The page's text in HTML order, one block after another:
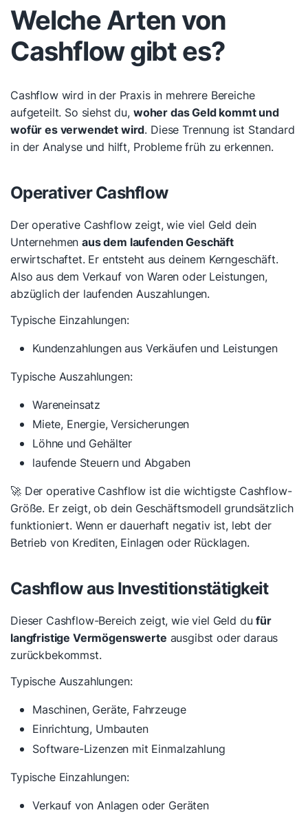
Welche Arten von
Cashflow gibt es?
Cashflow wird in der Praxis in mehrere Bereiche
aufgeteilt. So siehst du, woher das Geld kommt und
wofür es verwendet wird. Diese Trennung ist Standard
in der Analyse und hilft, Probleme früh zu erkennen.
Operativer Cashflow
Der operative Cashflow zeigt, wie viel Geld dein
Unternehmenaus dem laufenden Geschäft
erwirtschaftet. Er entsteht aus deinem Kerngeschäft.
Also aus dem Verkauf von Waren oder Leistungen,
abzüglich der laufenden Auszahlungen.
Typische Einzahlungen:
Kundenzahlungen aus Verkäufen und Leistungen
Typische Auszahlungen:
Wareneinsatz
Miete, Energie, Versicherungen
Löhne und Gehälter
laufende Steuern und Abgaben
🚀 Der operative Cashflow ist die wichtigste Cashflow-
Größe. Er zeigt, ob dein Geschäftsmodell grundsätzlich
funktioniert. Wenn er dauerhaft negativ ist, lebt der
Betrieb von Krediten, Einlagen oder Rücklagen.
Cashflow aus Investitionstätigkeit
Dieser Cashflow-Bereich zeigt, wie viel Geld dufür
langfristige Vermögenswerte ausgibst oder daraus
zurückbekommst.
Typische Auszahlungen:
Maschinen, Geräte, Fahrzeuge
Einrichtung, Umbauten
Software-Lizenzen mit Einmalzahlung
Typische Einzahlungen:
Verkauf von Anlagen oder Geräten